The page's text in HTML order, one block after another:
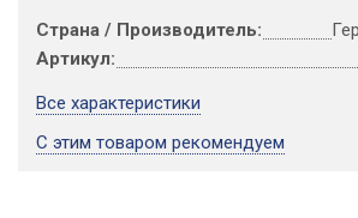
Страна / Производитель:
Артикул:
Все характеристики
С этим товаром рекомендуем